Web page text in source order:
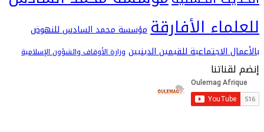
الأفارقةمؤسسة محمد السادس للنهوض
الاجتماعية للقيمين الدينيين وزارة الأوقاف والشؤون الإسلامية